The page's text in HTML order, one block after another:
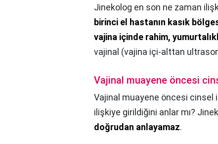
Jinekolog en son ne zaman
birinci el hastanın kasık
vajina içinde rahim,
vajinal (vajina içi-alttan
Vajinal muayene öncesi
Vajinal muayene öncesi cinsel
ilişkiye girildiğini anlar mı?
doğrudan anlayamaz.